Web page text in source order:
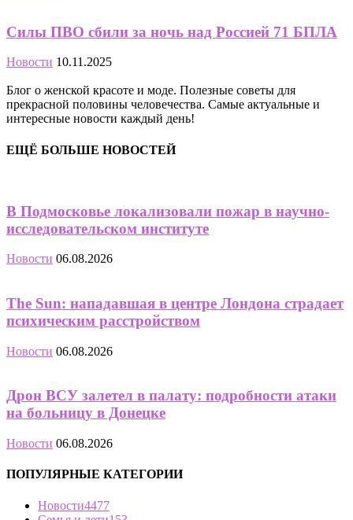
Силы ПВО сбили за ночь над Россией 71 БПЛА
Новости 10.11.2025
Блог о женской красоте и моде. Полезные советы для
прекрасной половины человечества. Самые актуальные и
интересные новости каждый день!
ЕЩЁ БОЛЬШЕ НОВОСТЕЙ
В Подмосковье локализовали пожар в научно-
исследовательском институте
Новости 06.08.2026
The Sun: нападавшая в центре Лондона страдает
психическим расстройством
Новости 06.08.2026
Дрон ВСУ залетел в палату: подробности атаки
на больницу в Донецке
Новости 06.08.2026
ПОПУЛЯРНЫЕ КАТЕГОРИИ
Новости4477